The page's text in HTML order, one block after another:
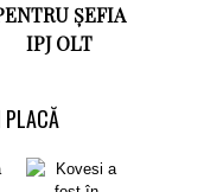
ȘEFIA
IPJ OLT
PLACĂ